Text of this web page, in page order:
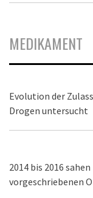
MEDIKAMENT
Evolution der
Drogen untersucht
2014 bis 2016
vorgeschriebenen